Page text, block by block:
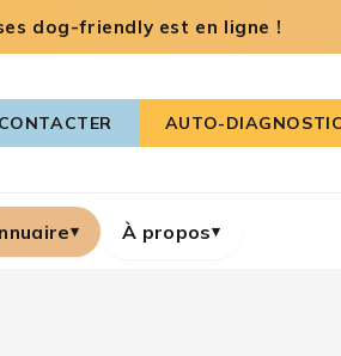
dog-friendly est en ligne !
AUTO-
▾ À propos▾